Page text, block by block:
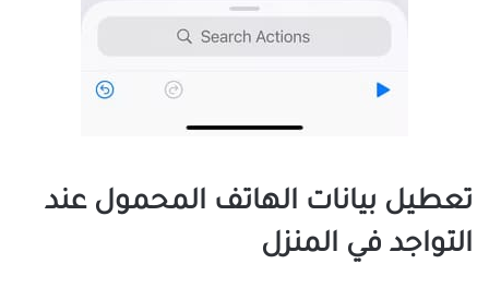
تعطيل بيانات الهاتف المحمول عند
التواجد في المنزل